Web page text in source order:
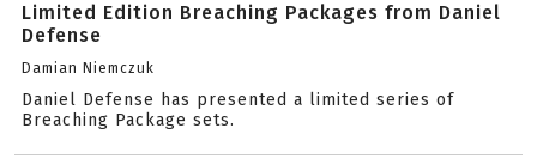
Limited Edition Breaching Packages from Daniel
Defense
Damian Niemczuk
Daniel Defense has presented a limited series of
Breaching Package sets.